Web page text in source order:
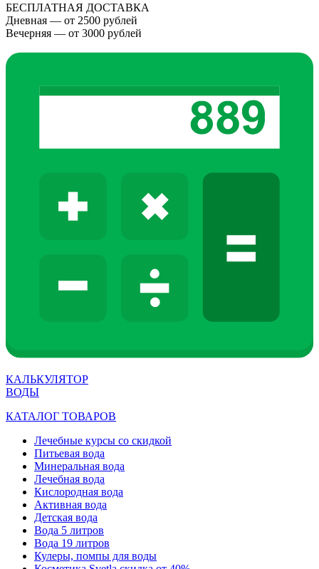
БЕСПЛАТНАЯ ДОСТАВКА
Дневная — от 2500 рублей
Вечерняя — от 3000 рублей
КАЛЬКУЛЯТОР
ВОДЫ
КАТАЛОГ ТОВАРОВ
Лечебные курсы со скидкой
Питьевая вода
Минеральная вода
Лечебная вода
Кислородная вода
Активная вода
Детская вода
Вода 5 литров
Вода 19 литров
Кулеры, помпы для воды